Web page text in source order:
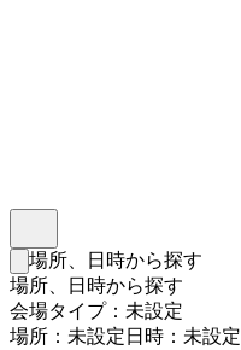
検索フォームを閉じる
場所、日時から探す
場所、日時から探す
会場タイプ：未設定
場所：未設定日時：未設定